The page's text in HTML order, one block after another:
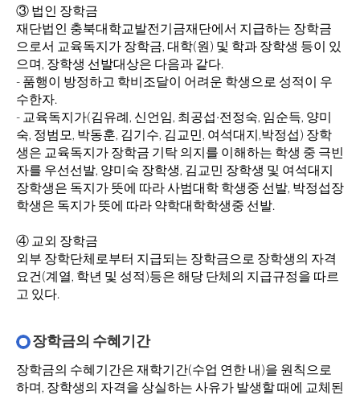
③ 법인 장학금
재단법인 충북대학교발전기금재단에서 지급하는 장학금
으로서 교육독지가 장학금, 대학(원) 및 학과 장학생 등이 있
으며, 장학생 선발대상은 다음과 같다.
- 품행이 방정하고 학비조달이 어려운 학생으로 성적이 우
수한자.
- 교육독지가(김유례, 신언임, 최공섭·전정숙, 임순득, 양미
숙, 정범모, 박동훈, 김기수, 김교민, 여석대지,박정섭) 장학
생은 교육독지가 장학금 기탁 의지를 이해하는 학생 중 극빈
자를 우선선발, 양미숙 장학생, 김교민 장학생 및 여석대지
장학생은 독지가 뜻에 따라 사범대학 학생중 선발, 박정섭장
학생은 독지가 뜻에 따라 약학대학학생중 선발.
④ 교외 장학금
외부 장학단체로부터 지급되는 장학금으로 장학생의 자격
요건(계열, 학년 및 성적)등은 해당 단체의 지급규정을 따르
고 있다.
장학금의 수혜기간
장학금의 수혜기간은 재학기간(수업 연한 내)을 원칙으로
하며, 장학생의 자격을 상실하는 사유가 발생할 때에 교체된